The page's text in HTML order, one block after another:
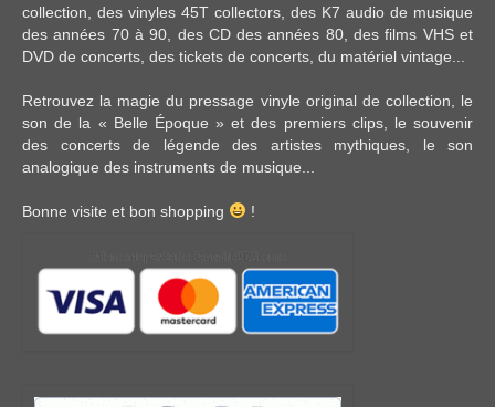
collection, des vinyles 45T collectors, des K7 audio de musique
des années 70 à 90, des CDdes années 80, desfilms VHS et
DVD de concerts, des tickets de concerts , du matériel vintage
Retrouvez la magie du pressage vinyle original de collection, le
son de la « Belle Époque » et des premiers clips, le souvenir
des concerts de légende des artistes mythiques, le son
analogique des instruments de musique...
Bonne visite et bon shopping !